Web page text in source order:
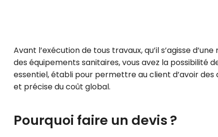
Avant l’exécution de tous travaux, qu’il s’agisse
des équipements sanitaires, vous avez la possibilité
essentiel, établi pour permettre au client d’avoir
et précise du coût global.
Pourquoi faire un devis ?